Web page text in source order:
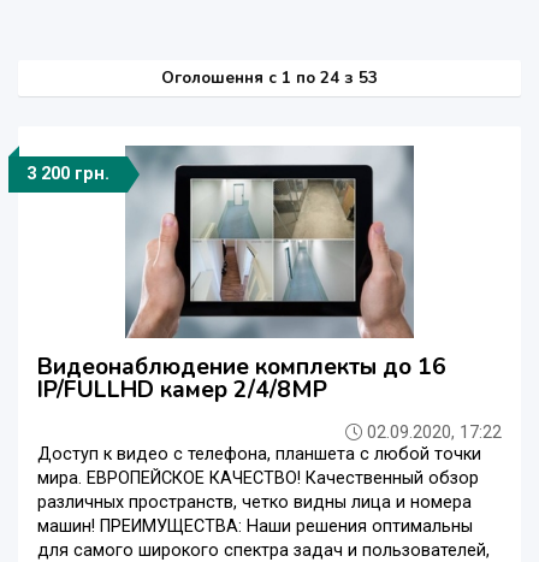
Оголошення c 1 по 24 з 53
3 200 грн.
Видеонаблюдение комплекты до 16
IP/FULLHD камер 2/4/8МР
02.09.2020, 17:22
Доступ к видео с телефона, планшета с любой точки
мира. ЕВРОПЕЙСКОЕ КАЧЕСТВО! Качественный обзор
различных пространств, четко видны лица и номера
машин! ПРЕИМУЩЕСТВА: Наши решения оптимальны
для самого широкого спектра задач и пользователей,